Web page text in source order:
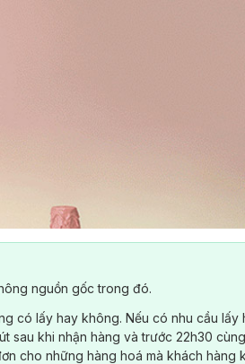
nguồn gốc trong đó.
có lấy hay không. Nếu có nhu cầu lấy
sau khi nhận hàng và trước 22h30
cho những hàng hoá mà khách hàng